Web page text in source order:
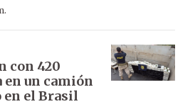
con 420
un camión
en el Brasil